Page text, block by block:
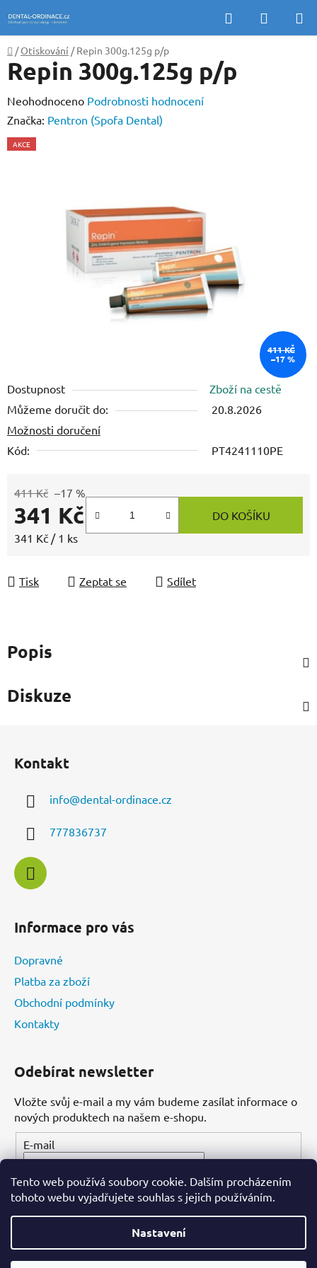
Tento web používá soubory cookie. Dalším procházením
tohoto webu vyjadřujete souhlas s jejich používáním.
Nastavení
na
obsah
Hledat
KOŠÍK
Domů
/ Otiskování / Repin 300g.125g p/p
Dostupnost
Zboží na cestě
Můžeme doručit do:
20.8.2026
Možnosti doručení
Kód:
PT4241110PE
411 Kč –17 %
341 Kč
Měrná cena:
341 Kč / 1 ks
DO KOŠÍKU
Tisk Zeptat se Sdílet
Repin 300g.125g p/p
Průměrné
hodnocení
produktu
Neohodnoceno Podrobnosti hodnocení
Značka: Pentron (Spofa Dental)
AKCE
411 KČ
–17 %
Popis
Diskuze
Kontakt
info@dental-ordinace.cz
777836737
Informace pro vás
Dopravné
Platba za zboží
Obchodní podmínky
Kontakty
Odebírat newsletter
Vložte svůj e-mail a my vám budeme zasílat informace o
nových produktech na našem e-shopu.
E-mail
PŘIHLÁSIT SE
Vytvořil Shoptet